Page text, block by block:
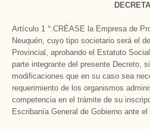
Artículo 1 °:CRÉASE la Empresa de
Neuquén, cuyo tipo societario será el
Provincial, aprobando el Estatuto
parte integrante del presente Decreto,
modificaciones que en su caso sea
requerimiento de los organismos
competencia en el trámite de su
Escribanía General de Gobierno ante